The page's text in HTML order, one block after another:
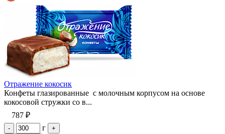
Отражение кокосик
Конфеты глазированные с молочным корпусом на основе
кокосовой стружки со в...
787 ₽
- г
+